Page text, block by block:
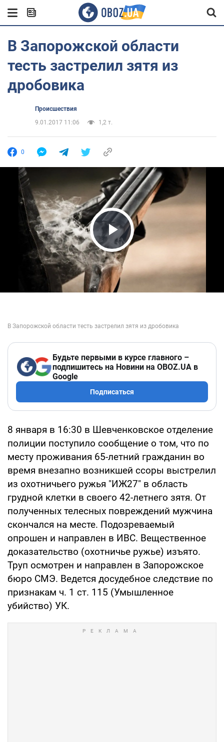
В Запорожской области
тесть застрелил зятя из
дробовика
Происшествия
9.01.2017 11:06
1,2 т.
0
Play Video
Будьте первыми в курсе главного –
подпишитесь на Новини на OBOZ.UA в
Google
Подписаться
8 января в 16:30 в Шевченковское отделение
полиции поступило сообщение о том, что по
месту проживания 65-летний гражданин во
время внезапно возникшей ссоры выстрелил
из охотничьего ружья "ИЖ27" в область
грудной клетки в своего 42-летнего зятя. От
полученных телесных повреждений мужчина
скончался на месте. Подозреваемый
опрошен и направлен в ИВС. Вещественное
доказательство (охотничье ружье) изъято.
Труп осмотрен и направлен в Запорожское
бюро СМЭ. Ведется досудебное следствие по
признакам ч. 1 ст. 115 (Умышленное
убийство) УК.